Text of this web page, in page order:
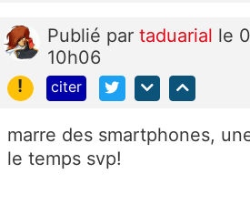
Publié par taduarial le
10h06
!
citer
marre des smartphones,
le temps svp!